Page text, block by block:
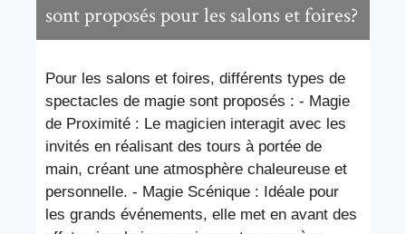
sont proposés pour les salons et foires?
Pour les salons et foires, différents types de
spectacles de magie sont proposés : - Magie
de Proximité : Le magicien interagit avec les
invités en réalisant des tours à portée de
main, créant une atmosphère chaleureuse et
personnelle. - Magie Scénique : Idéale pour
les grands événements, elle met en avant des